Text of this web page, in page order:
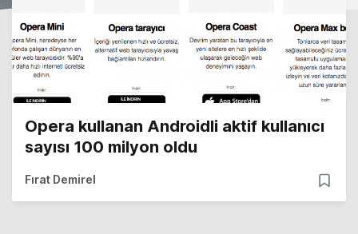
Opera kullanan Androidli aktif kullanıcı
sayısı 100 milyon oldu
Fırat Demirel